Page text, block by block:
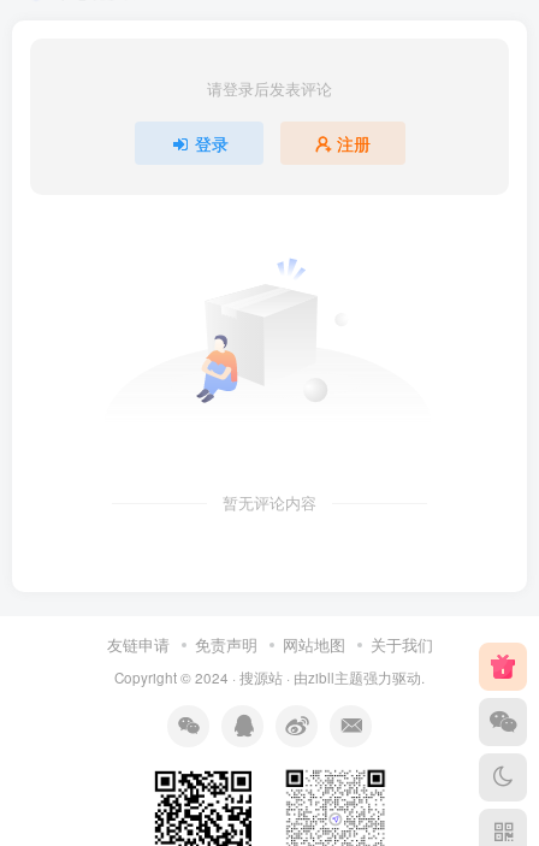
请登录后发表评论
登录 注册
暂无评论内容
友链申请 免责声明 网站地图 关于我们
Copyright © 2024 · 搜源站 · 由zibll主题强力驱动.